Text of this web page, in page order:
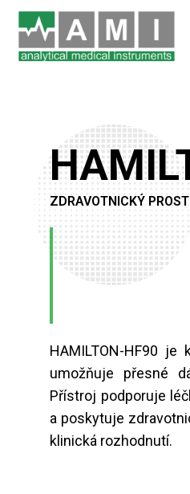
ZDRAVOTNICKÝ
HAMILTON-HF90
umožňuje přesné
Přístroj podporuje
a poskytuje
klinická rozhodnutí.